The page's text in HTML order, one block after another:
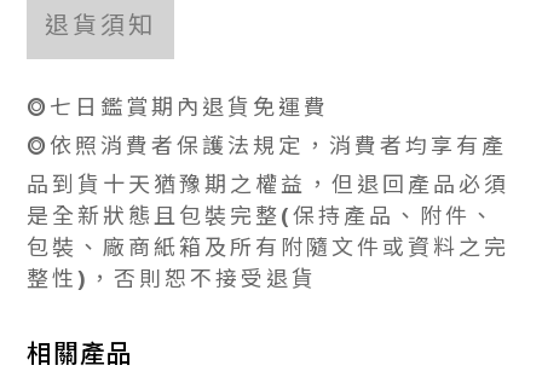
退貨須知
⭗七日鑑賞期內退貨免運費
⭗依照消費者保護法規定，消費者均享有產
品到貨十天猶豫期之權益，但退回產品必須
是全新狀態且包裝完整(保持產品、附件、
包裝、廠商紙箱及所有附隨文件或資料之完
整性)，否則恕不接受退貨
相關產品